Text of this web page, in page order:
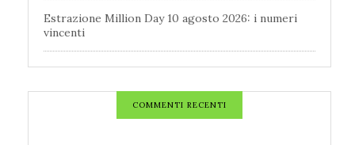
Estrazione Million Day 10 agosto 2026: i numeri
vincenti
COMMENTI RECENTI